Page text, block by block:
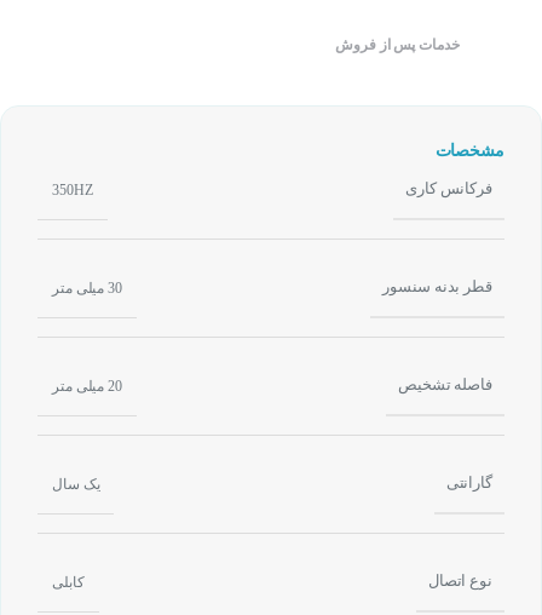
خدمات پس از فروش
مشخصات
فرکانس کاری 350HZ
قطر بدنه سنسور 30 میلی متر
فاصله تشخیص 20 میلی متر
گارانتی یک سال
نوع اتصال کابلی